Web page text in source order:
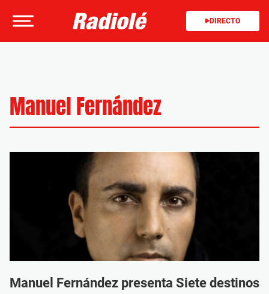
DIRECTO
Manuel Fernández
Manuel Fernández presenta Siete destinos